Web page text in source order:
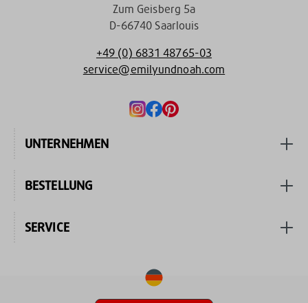
Zum Geisberg 5a
D-66740 Saarlouis
+49 (0) 6831 48765-03
service@emilyundnoah.com
UNTERNEHMEN
BESTELLUNG
SERVICE